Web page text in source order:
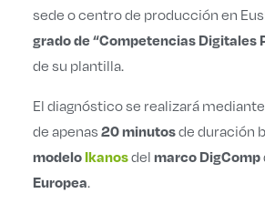
sede o centro de producción en
grado de “Competencias Digitales
de su plantilla.
El diagnóstico se realizará
de apenas20 minutosde duración
modeloIkanosdelmarco DigComp
Europea.